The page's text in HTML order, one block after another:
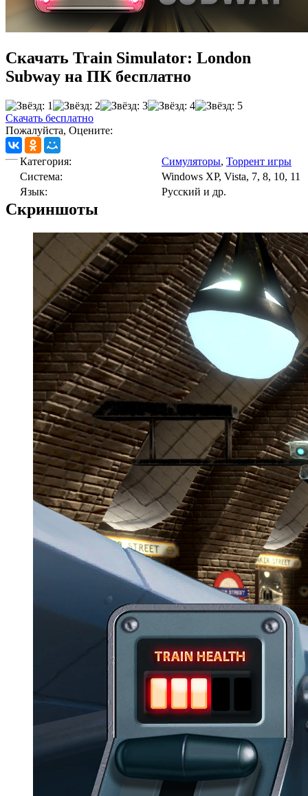
Скачать Train Simulator: London
Subway на ПК бесплатно
Скачать бесплатно
Пожалуйста, Оцените:
Категория: Симуляторы, Торрент игры
Cистема:
Windows XP, Vista, 7, 8, 10, 11
Язык:
Русский и др.
Скриншоты